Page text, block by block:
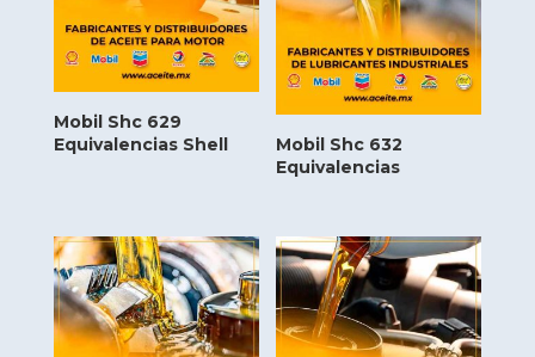
Mobil Shc 629
Equivalencias Shell
Mobil Shc 632
Equivalencias